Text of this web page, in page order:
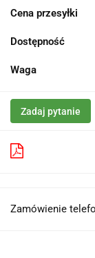
Cena przesyłki
Dostępność
Waga
Zadaj pytanie
Zamówienie